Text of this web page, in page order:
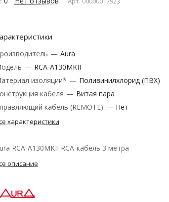
— Aura
— RCA-A130MKII
изоляции* — Поливинилхлорид (ПВХ)
кабеля — Витая пара
кабель (REMOTE) — Нет
характеристики
RCA-A130MKII RCA-кабель 3 метра
описание